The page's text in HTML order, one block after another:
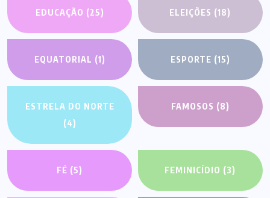
EDUCAÇÃO (25) ELEIÇÕES (18)
EQUATORIAL (1) ESPORTE (15)
ESTRELA DO NORTE
(4)
FAMOSOS (8)
FÉ (5) FEMINICÍDIO (3)